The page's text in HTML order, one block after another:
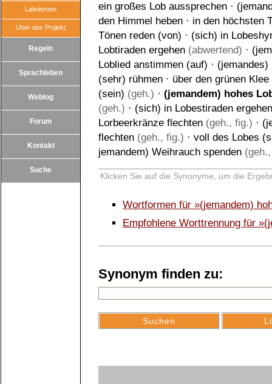
Latinismen
Über das Projekt
Regeln
Sprachleben
Weblog
Forum
Kontakt
Suche
ein großes Lob aussprechen ·
den Himmel heben · in den höchsten
Tönen reden (von) · (sich) in
Lobtiraden ergehen (abwertend) ·
Loblied anstimmen (auf) · (jemandes)
(sehr) rühmen · über den grünen Klee
(sein) (geh.) · (jemandem) hohes
(geh.) · (sich) in Lobestiraden ergehen
Lorbeerkränze flechten (geh., fig.) ·
flechten (geh., fig.) · voll des Lobes
jemandem) Weihrauch spenden
Klicken Sie auf die Synonyme, um die
Wortformen für »(jemandem)
Empfohlene Worttrennung für
Synonym finden zu: